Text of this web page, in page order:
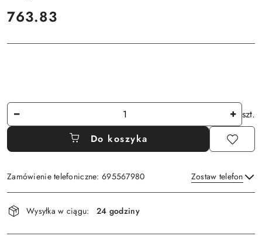
cena:
763.83
Ilość
szt.
Do koszyka
Zamówienie telefoniczne: 695567980 Zostaw telefon
Dostępność
i
dostawa
Wysyłka w ciągu: 24 godziny